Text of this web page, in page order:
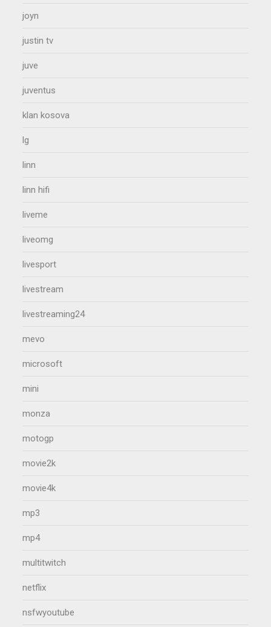
joyn
justin tv
juve
juventus
klan kosova
lg
linn
linn hifi
liveme
liveomg
livesport
livestream
livestreaming24
mevo
microsoft
mini
monza
motogp
movie2k
movie4k
mp3
mp4
multitwitch
netflix
nsfwyoutube